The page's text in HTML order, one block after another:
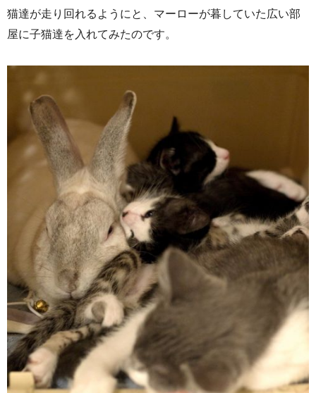
猫達が走り回れるようにと、マーローが暮していた広い部
屋に子猫達を入れてみたのです。